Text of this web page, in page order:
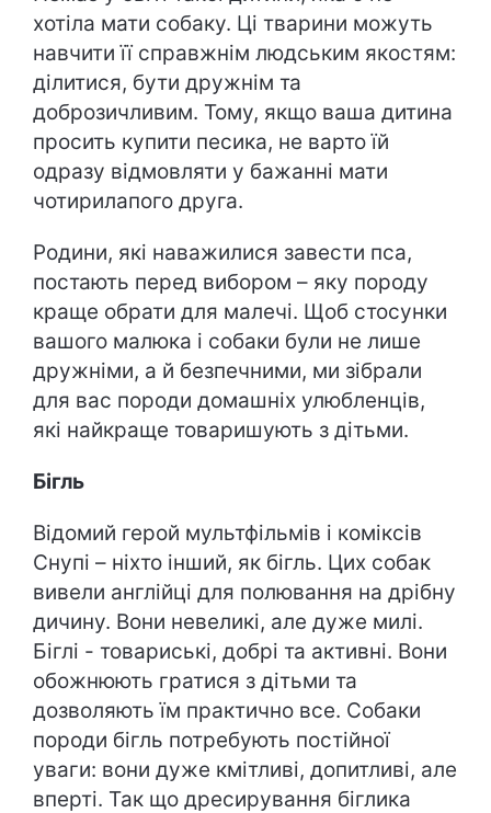
хотіла мати собаку. Ці тварини можуть
навчити її справжнім людським якостям:
ділитися, бути дружнім та
доброзичливим. Тому, якщо ваша дитина
просить купити песика, не варто їй
одразу відмовляти у бажанні мати
чотирилапого друга.
Родини, які наважилися завести пса,
постають перед вибором – яку породу
краще обрати для малечі. Щоб стосунки
вашого малюка і собаки були не лише
дружніми, а й безпечними, ми зібрали
для вас породи домашніх улюбленців,
які найкраще товаришують з дітьми.
Бігль
Відомий герой мультфільмів і коміксів
Снупі – ніхто інший, як бігль. Цих собак
вивели англійці для полювання на дрібну
дичину. Вони невеликі, але дуже милі.
Біглі - товариські, добрі та активні. Вони
обожнюють гратися з дітьми та
дозволяють їм практично все. Собаки
породи бігль потребують постійної
уваги: вони дуже кмітливі, допитливі, але
вперті. Так що дресирування біглика